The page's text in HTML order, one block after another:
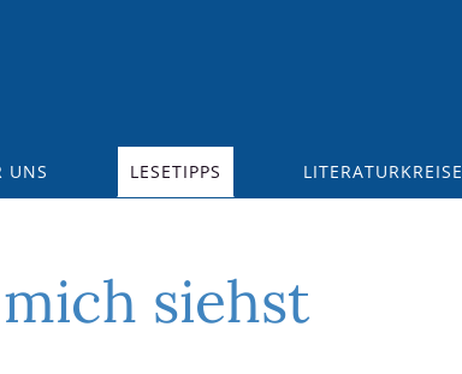
UNS LESETIPPS LITERATURKREISE
siehst